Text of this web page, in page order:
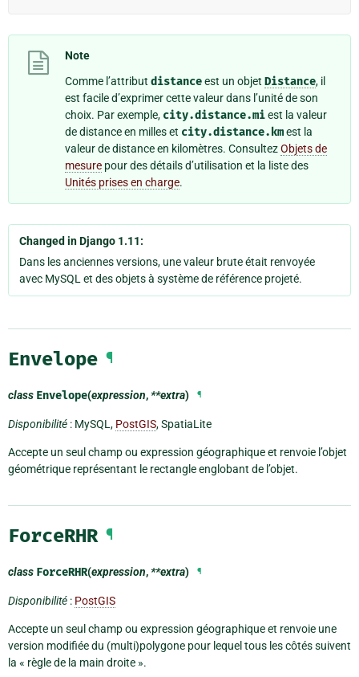
Note
Comme l’attribut distanceest un objet Distance, il
est facile d’exprimer cette valeur dans l’unité de son
choix. Par exemple, city.distance.miest la valeur
de distance en milles et city.distance.kmest la
valeur de distance en kilomètres. ConsultezObjets de
mesure pour des détails d’utilisation et la liste des
Unités prises en charge.
Changed in Django 1.11:
Dans les anciennes versions, une valeur brute était renvoyée
avec MySQL et des objets à système de référence projeté.
Envelope ¶
class Envelope(expression,**extra) ¶
Disponibilité : MySQL, PostGIS, SpatiaLite
Accepte un seul champ ou expression géographique et renvoie l’objet
géométrique représentant le rectangle englobant de l’objet.
ForceRHR ¶
class ForceRHR(expression,**extra) ¶
Disponibilité : PostGIS
Accepte un seul champ ou expression géographique et renvoie une
version modifiée du (multi)polygone pour lequel tous les côtés suivent
la « règle de la main droite ».